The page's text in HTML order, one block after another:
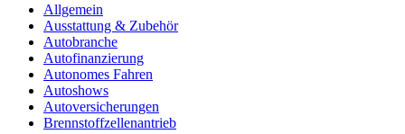
Allgemein
Ausstattung & Zubehör
Autobranche
Autofinanzierung
Autonomes Fahren
Autoshows
Autoversicherungen
Brennstoffzellenantrieb